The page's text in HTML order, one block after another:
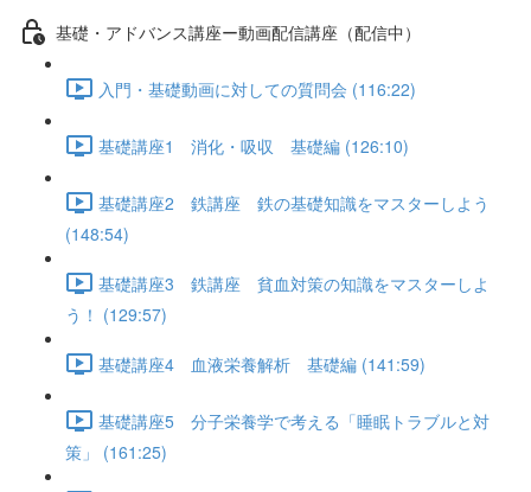
基礎・アドバンス講座ー動画配信講座（配信中）
入門・基礎動画に対しての質問会 (116:22)
基礎講座1 消化・吸収 基礎編 (126:10)
基礎講座2 鉄講座 鉄の基礎知識をマスターしよう
(148:54)
基礎講座3 鉄講座 貧血対策の知識をマスターしよ
う！ (129:57)
基礎講座4 血液栄養解析 基礎編 (141:59)
基礎講座5 分子栄養学で考える「睡眠トラブルと対
策」 (161:25)